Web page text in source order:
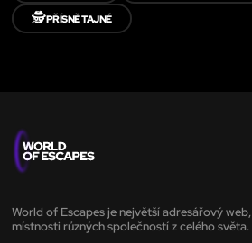
🕵️PŘÍSNĚ TAJNÉ
World of Escapes je největší adresářový
místnosti různých společností z celého světa.